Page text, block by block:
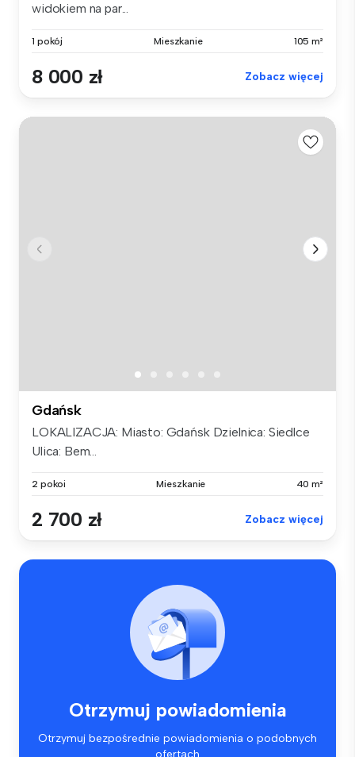
widokiem na par...
1 pokój Mieszkanie 105 m²
8 000 zł Zobacz więcej
Gdańsk
LOKALIZACJA: Miasto: Gdańsk Dzielnica: Siedlce
Ulica: Bem...
2 pokoi Mieszkanie 40 m²
2 700 zł Zobacz więcej
Otrzymuj powiadomienia
Otrzymuj bezpośrednie powiadomienia o podobnych
ofertach